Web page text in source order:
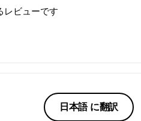
レビューです
日本語 に翻訳